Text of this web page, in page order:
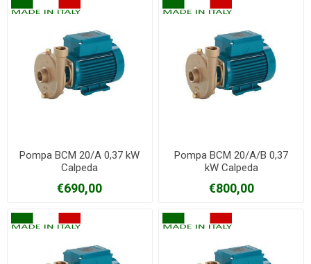
Pompa BCM 20/A 0,37 kW
Calpeda
€690,00
Pompa BCM 20/A/B 0,37
kW Calpeda
€800,00